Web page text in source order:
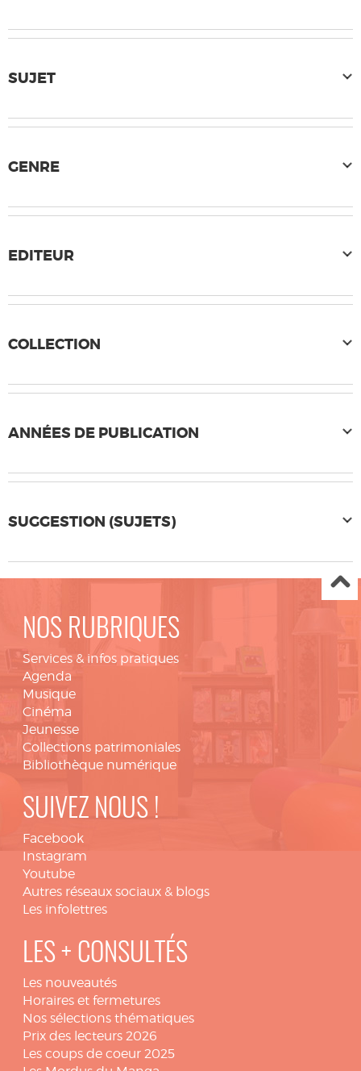
SUJET
GENRE
EDITEUR
COLLECTION
ANNÉES DE PUBLICATION
SUGGESTION (SUJETS)
NOS RUBRIQUES
Services & infos pratiques
Agenda
Musique
Cinéma
Jeunesse
Collections patrimoniales
Bibliothèque numérique
SUIVEZ NOUS !
Facebook
Instagram
Youtube
Autres réseaux sociaux & blogs
Les infolettres
LES + CONSULTÉS
Les nouveautés
Horaires et fermetures
Nos sélections thématiques
Prix des lecteurs 2026
Les coups de coeur 2025